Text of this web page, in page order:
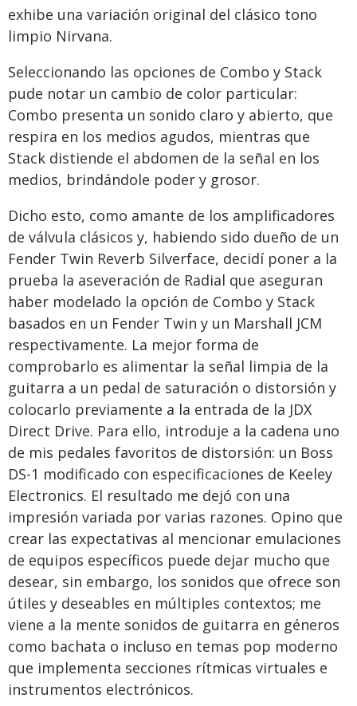
exhibe una variación original del clásico tono
limpio Nirvana.
Seleccionando las opciones de Combo y Stack
pude notar un cambio de color particular:
Combo presenta un sonido claro y abierto, que
respira en los medios agudos, mientras que
Stack distiende el abdomen de la señal en los
medios, brindándole poder y grosor.
Dicho esto, como amante de los amplificadores
de válvula clásicos y, habiendo sido dueño de un
Fender Twin Reverb Silverface, decidí poner a la
prueba la aseveración de Radial que aseguran
haber modelado la opción de Combo y Stack
basados en un Fender Twin y un Marshall JCM
respectivamente. La mejor forma de
comprobarlo es alimentar la señal limpia de la
guitarra a un pedal de saturación o distorsión y
colocarlo previamente a la entrada de la JDX
Direct Drive. Para ello, introduje a la cadena uno
de mis pedales favoritos de distorsión: un Boss
DS-1 modificado con especificaciones de Keeley
Electronics. El resultado me dejó con una
impresión variada por varias razones. Opino que
crear las expectativas al mencionar emulaciones
de equipos específicos puede dejar mucho que
desear, sin embargo, los sonidos que ofrece son
útiles y deseables en múltiples contextos; me
viene a la mente sonidos de guitarra en géneros
como bachata o incluso en temas pop moderno
que implementa secciones rítmicas virtuales e
instrumentos electrónicos.